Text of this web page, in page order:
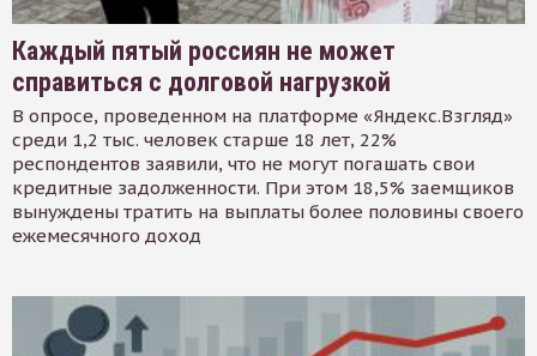
Каждый пятый россиян не может
справиться с долговой нагрузкой
В опросе, проведенном на платформе «Яндекс.Взгляд»
среди 1,2 тыс. человек старше 18 лет, 22%
респондентов заявили, что не могут погашать свои
кредитные задолженности. При этом 18,5% заемщиков
вынуждены тратить на выплаты более половины своего
ежемесячного доход